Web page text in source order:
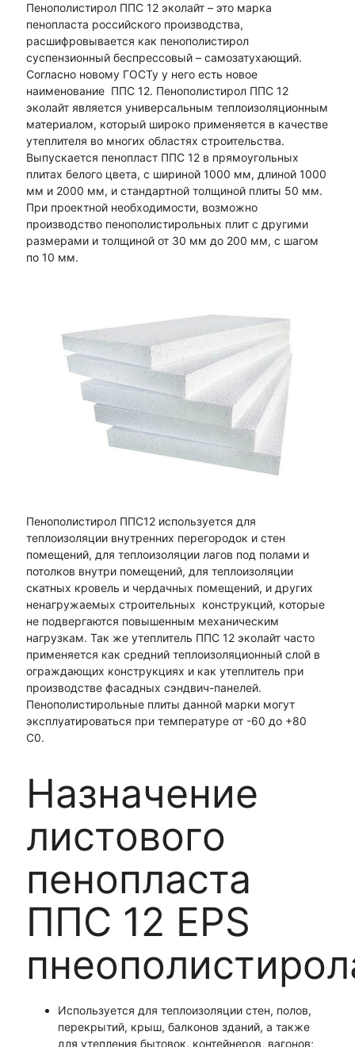
Пенополистирол ППС 12 эколайт – это марка
пенопласта российского производства,
расшифровывается как пенополистирол
суспензионный беспрессовый – самозатухающий.
Согласно новому ГОСТу у него есть новое
наименование ППС 12. Пенополистирол ППС 12
эколайт является универсальным теплоизоляционным
материалом, который широко применяется в качестве
утеплителя во многих областях строительства.
Выпускается пенопласт ППС 12 в прямоугольных
плитах белого цвета, с шириной 1000 мм, длиной 1000
мм и 2000 мм, и стандартной толщиной плиты 50 мм.
При проектной необходимости, возможно
производство пенополистирольных плит с другими
размерами и толщиной от 30 мм до 200 мм, с шагом
по 10 мм.
Пенополистирол ППС12 используется для
теплоизоляции внутренних перегородок и стен
помещений, для теплоизоляции лагов под полами и
потолков внутри помещений, для теплоизоляции
скатных кровель и чердачных помещений, и других
ненагружаемых строительных конструкций, которые
не подвергаются повышенным механическим
нагрузкам. Так же утеплитель ППС 12 эколайт часто
применяется как средний теплоизоляционный слой в
ограждающих конструкциях и как утеплитель при
производстве фасадных сэндвич-панелей.
Пенополистирольные плиты данной марки могут
эксплуатироваться при температуре от -60 до +80
С0.
Назначение
листового
пенопласта
ППС 12 EPS
Используется для теплоизоляции стен, полов,
перекрытий, крыш, балконов зданий, а также
для утепления бытовок, контейнеров, вагонов;